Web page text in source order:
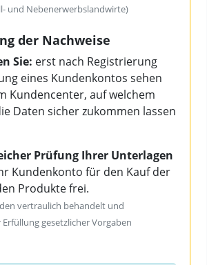
und Nebenerwerbslandwirte)
der Nachweise
Sie: erst nach Registrierung
eines Kundenkontos sehen
Kundencenter, auf welchem
Daten sicher zukommen lassen
Prüfung Ihrer Unterlagen
Kundenkonto für den Kauf der
Produkte frei.
vertraulich behandelt und
gesetzlicher Vorgaben